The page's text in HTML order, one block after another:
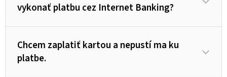
vykonať platbu cez Internet Banking?
Chcem zaplatiť kartou a nepustí ma ku
platbe.